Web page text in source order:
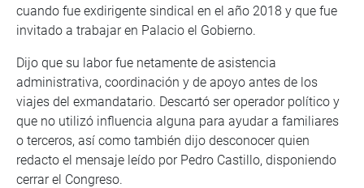
cuando fue exdirigente sindical en el año 2018 y que fue
invitado a trabajar en Palacio el Gobierno.
Dijo que su labor fue netamente de asistencia
administrativa, coordinación y de apoyo antes de los
viajes del exmandatario. Descartó ser operador político y
que no utilizó influencia alguna para ayudar a familiares
o terceros, así como también dijo desconocer quien
redacto el mensaje leído por Pedro Castillo, disponiendo
cerrar el Congreso.